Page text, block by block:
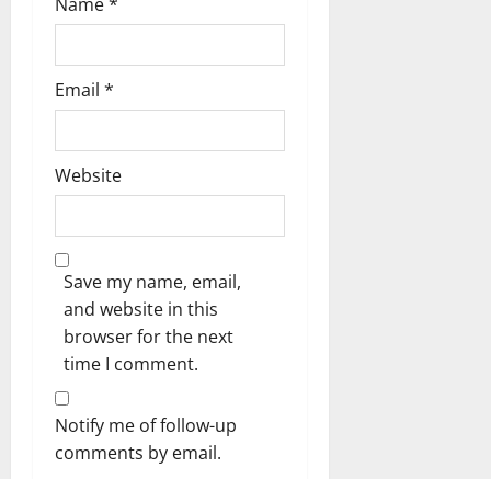
Email *
Website
Save my name, email,
and website in this
browser for the next
time I comment.
Notify me of follow-up
comments by email.